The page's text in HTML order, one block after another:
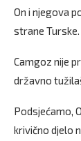
On i njegova
strane Turske.
Camgoz nije
državno
Podsjećamo,
krivično djelo